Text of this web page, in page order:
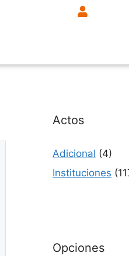
Actos
Adicional (4)
Instituciones
Opciones